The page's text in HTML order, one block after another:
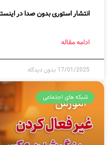
انتشار استوری بدون صدا در
ادامه مقاله
17/01/2025 بدون دیدگاه
شبکه های اجتماعی